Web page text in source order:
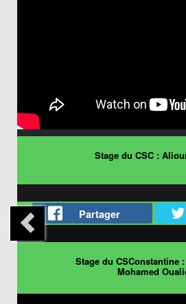
Stage du CSC :
Partager
Stage du CSConstantine
Mohamed